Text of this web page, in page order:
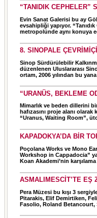
“TANIDIK CEPHELER”
Evin Sanat Galerisi bu ay
evsahipliği yapıyor.
metropolünde aynı konuya
8. SINOPALE
Sinop Sürdürülebilir
düzenlenen Uluslararası
ortam, 2006 yılından bu
“URANÜS, BEKLEME
Mimarlık ve beden dillerini
hafızasını proje alanı
“Uranus, Waiting Room”,
KAPADOKYA’DA BİR
Poçolana Works ve Mono
Workshop in Cappadocia”
Koan Akademi’nin
ASMALIMESCİT’TE EŞ
Pera Müzesi bu kışı 3
Pitarakis, Elif Demirtiken,
Fasolio, Roland Betancourt,